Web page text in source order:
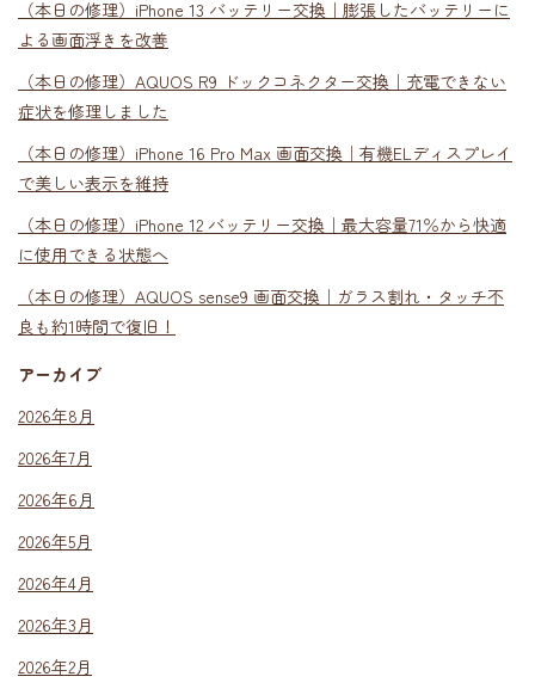
（本日の修理）iPhone 13 バッテリー交換｜膨張したバッテリーに
よる画面浮きを改善
（本日の修理）AQUOS R9 ドックコネクター交換｜充電できない
症状を修理しました
（本日の修理）iPhone 16 Pro Max 画面交換｜有機ELディスプレイ
で美しい表示を維持
（本日の修理）iPhone 12 バッテリー交換｜最大容量71％から快適
に使用できる状態へ
（本日の修理）AQUOS sense9 画面交換｜ガラス割れ・タッチ不
良も約1時間で復旧！
アーカイブ
2026年8月
2026年7月
2026年6月
2026年5月
2026年4月
2026年3月
2026年2月